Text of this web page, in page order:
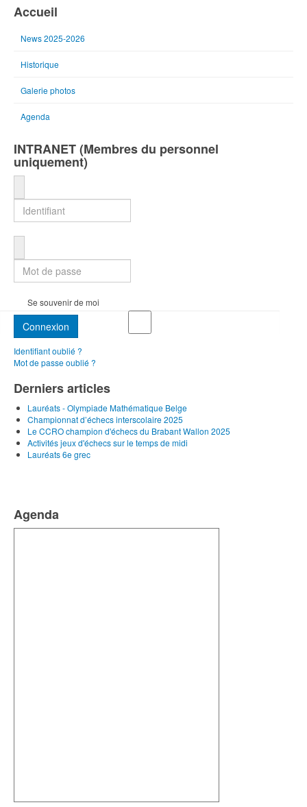
Accueil
News 2025-2026
Historique
Galerie photos
Agenda
INTRANET (Membres du personnel
uniquement)
Se souvenir de moi
Connexion
Identifiant oublié ?
Mot de passe oublié ?
Derniers articles
Lauréats - Olympiade Mathématique Belge
Championnat d’échecs interscolaire 2025
Le CCRO champion d'échecs du Brabant Wallon 2025
Activités jeux d'échecs sur le temps de midi
Lauréats 6e grec
Agenda